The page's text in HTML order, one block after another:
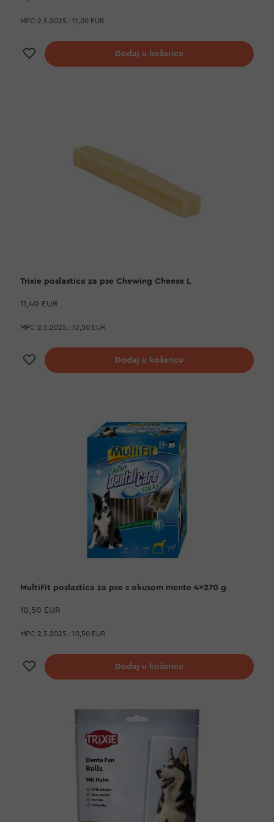
MPC 2.5.2025.: 11,00 EUR
Dodaj na listu želja
Dodaj u košaricu
Trixie poslastica za pse Chewing Cheese L
11,40 EUR
MPC 2.5.2025.: 12,50 EUR
Dodaj na listu želja
Dodaj u košaricu
MultiFit poslastica za pse s okusom mente 4x270 g
10,50 EUR
MPC 2.5.2025.: 10,50 EUR
Dodaj na listu želja
Dodaj u košaricu